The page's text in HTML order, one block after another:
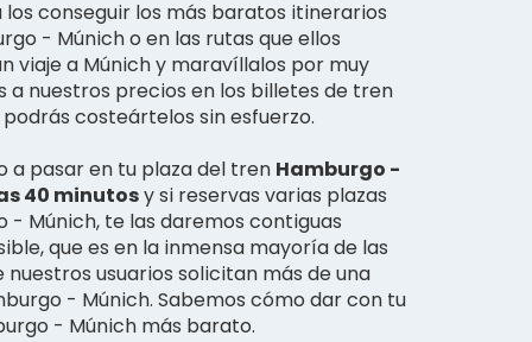
conseguir los más baratos itinerarios
- Múnich o en las rutas que ellos
viaje a Múnich y maravíllalos por muy
a nuestros precios en los billetes de tren
costeártelos sin esfuerzo.
a pasar en tu plaza del tren Hamburgo -
40 minutosy si reservas varias plazas
- Múnich, te las daremos contiguas
que es en la inmensa mayoría de las
nuestros usuarios solicitan más de una
- Múnich. Sabemos cómo dar con tu
- Múnich más barato.